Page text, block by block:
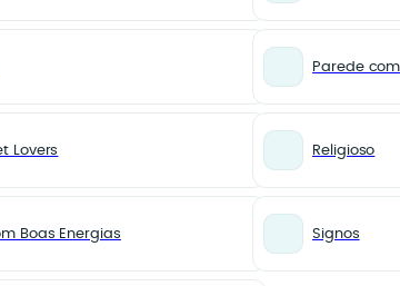
Parede
Lovers Religioso
Boas Energias Signos
– Sua Foto em 12 Partes